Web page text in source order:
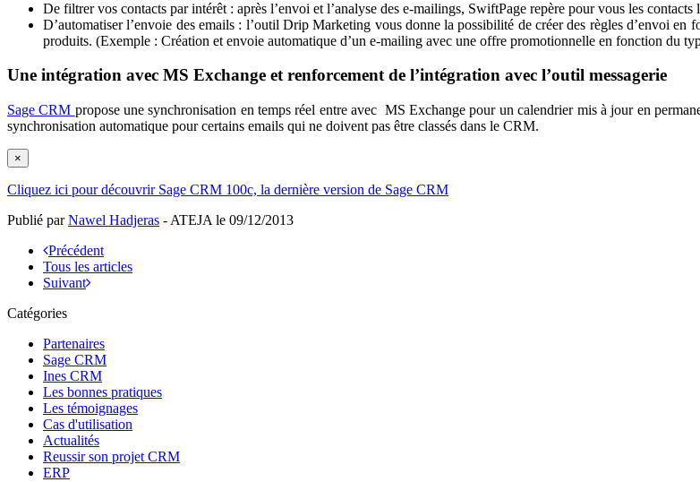
De filtrer vos contacts par intérêt : après l’envoi et l’analyse des e-mailings, SwiftPage repère pour vous les contacts
D’automatiser l’envoie des emails : l’outil Drip Marketing vous donne la possibilité de créer des règles d’envoi
produits. (Exemple : Création et envoie automatique d’un e-mailing avec une offre promotionnelle en fonction du
Une intégration avec MS Exchange et renforcement de l’intégration avec l’outil messagerie
Sage CRM propose une synchronisation en temps réel entre avec MS Exchange pour un calendrier mis à jour en
synchronisation automatique pour certains emails qui ne doivent pas être classés dans le CRM.
×
Cliquez ici pour découvrir Sage CRM 100c, la dernière version de Sage CRM
Publié parNawel Hadjeras - ATEJA le 09/12/2013
Précédent
Tous les articles
Suivant
Catégories
Partenaires
Sage CRM
Ines CRM
Les bonnes pratiques
Les témoignages
Cas d'utilisation
Actualités
Reussir son projet CRM
ERP